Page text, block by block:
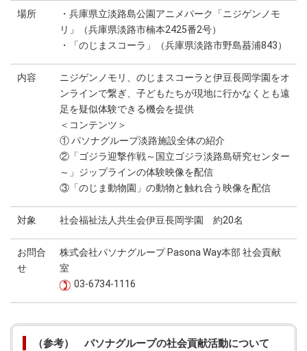
場所
・兵庫県立淡路島公園アニメパーク「ニジゲンノモ
リ」（兵庫県淡路市楠本2425番2号）
・「のじまスコーラ」（兵庫県淡路市野島蟇浦843）
内容
ニジゲンノモリ、のじまスコーラと伊豆長岡学園をオ
ンラインで繋ぎ、子どもたちが現地に行かなくとも遠
足を疑似体験できる機会を提供
＜コンテンツ＞
① パソナグループ淡路施設全体の紹介
②「ゴジラ迎撃作戦～国立ゴジラ淡路島研究センター
～」ジップラインの体験映像を配信
③「のじま動物園」の動物と触れ合う映像を配信
対象 社会福祉法人共生会伊豆長岡学園 約20名
お問合
せ
株式会社パソナグループ Pasona Way本部 社会貢献
室
03-6734-1116
（参考） パソナグループの社会貢献活動について